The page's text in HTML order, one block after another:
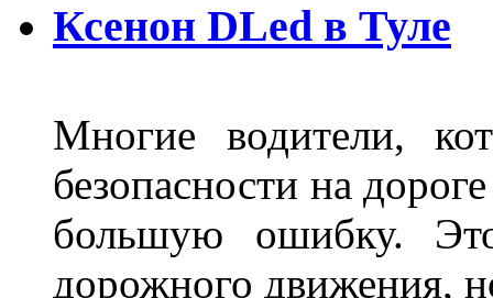
Ксенон DLed в Туле
Многие водители,
безопасности на
большую ошибку.
дорожного движения,